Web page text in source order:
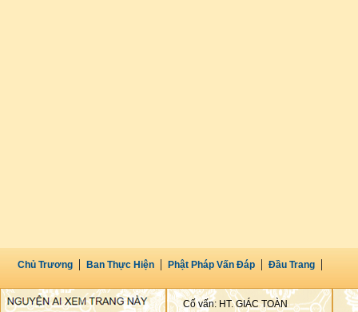
Chủ Trương Ban Thực Hiện Phật Pháp Vấn Đáp Đầu Trang
Cố vấn: HT. GIÁC TOÀN